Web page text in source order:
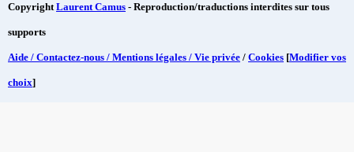
CopyrightLaurent Camus - Reproduction/traductions interdites sur tous
supports
Aide / Contactez-nous / Mentions légales / Vie privée / Cookies [Modifier vos
choix]